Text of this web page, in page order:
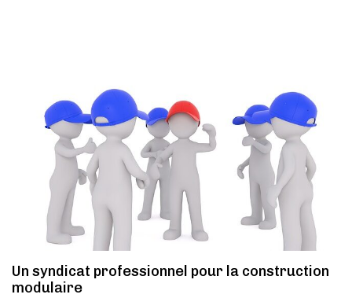
Un syndicat professionnel pour la construction
modulaire